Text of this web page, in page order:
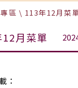
區 \ 113年12月菜
月菜單
：